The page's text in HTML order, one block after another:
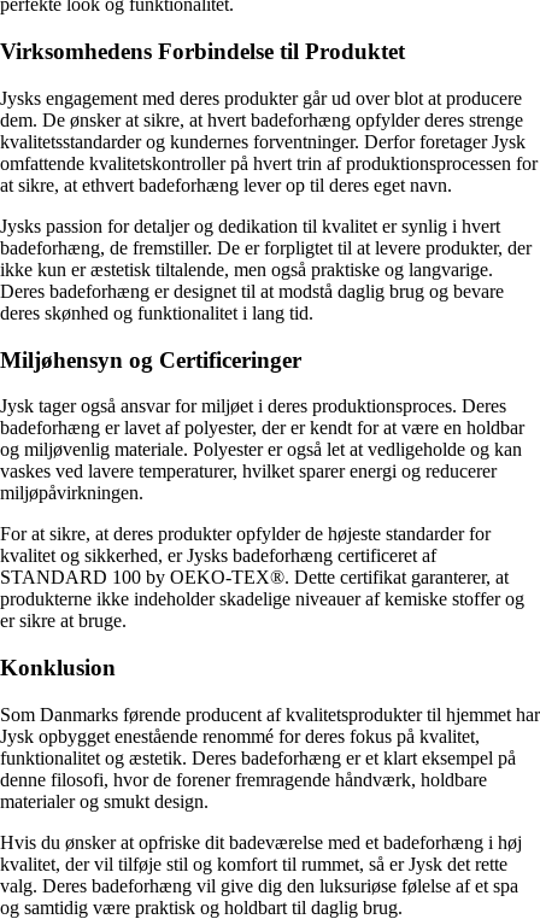
perfekte look og funktionalitet.
Virksomhedens Forbindelse til Produktet
Jysks engagement med deres produkter går ud over blot at producere
dem. De ønsker at sikre, at hvert badeforhæng opfylder deres strenge
kvalitetsstandarder og kundernes forventninger. Derfor foretager Jysk
omfattende kvalitetskontroller på hvert trin af produktionsprocessen for
at sikre, at ethvert badeforhæng lever op til deres eget navn.
Jysks passion for detaljer og dedikation til kvalitet er synlig i hvert
badeforhæng, de fremstiller. De er forpligtet til at levere produkter, der
ikke kun er æstetisk tiltalende, men også praktiske og langvarige.
Deres badeforhæng er designet til at modstå daglig brug og bevare
deres skønhed og funktionalitet i lang tid.
Miljøhensyn og Certificeringer
Jysk tager også ansvar for miljøet i deres produktionsproces. Deres
badeforhæng er lavet af polyester, der er kendt for at være en holdbar
og miljøvenlig materiale. Polyester er også let at vedligeholde og kan
vaskes ved lavere temperaturer, hvilket sparer energi og reducerer
miljøpåvirkningen.
For at sikre, at deres produkter opfylder de højeste standarder for
kvalitet og sikkerhed, er Jysks badeforhæng certificeret af
STANDARD 100 by OEKO-TEX®. Dette certifikat garanterer, at
produkterne ikke indeholder skadelige niveauer af kemiske stoffer og
er sikre at bruge.
Konklusion
Som Danmarks førende producent af kvalitetsprodukter til hjemmet har
Jysk opbygget enestående renommé for deres fokus på kvalitet,
funktionalitet og æstetik. Deres badeforhæng er et klart eksempel på
denne filosofi, hvor de forener fremragende håndværk, holdbare
materialer og smukt design.
Hvis du ønsker at opfriske dit badeværelse med et badeforhæng i høj
kvalitet, der vil tilføje stil og komfort til rummet, så er Jysk det rette
valg. Deres badeforhæng vil give dig den luksuriøse følelse af et spa
og samtidig være praktisk og holdbart til daglig brug.